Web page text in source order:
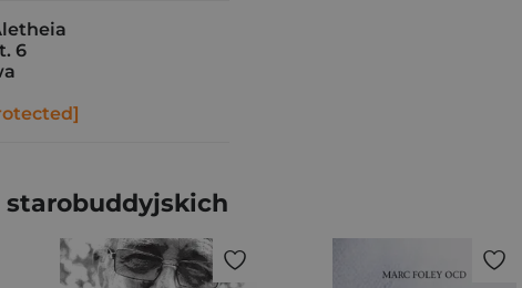
6
starobuddyjskich